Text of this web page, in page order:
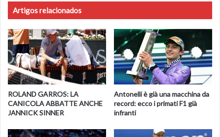
Artigos relacionados
ROLAND GARROS: LA
CANICOLA ABBATTE ANCHE
JANNICK SINNER
Antonelli è già una macchina da
record: ecco i primati F1 già
infranti